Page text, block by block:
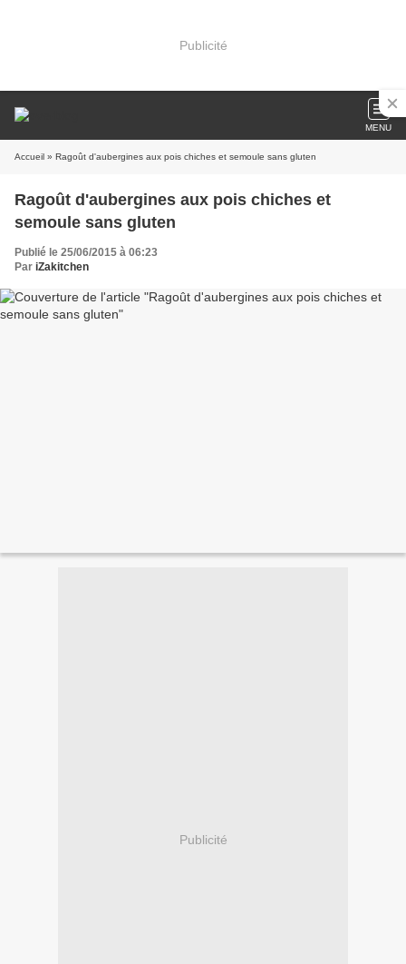
Publicité
MENU
Accueil » Ragoût d'aubergines aux pois chiches et semoule sans gluten
Ragoût d'aubergines aux pois chiches et
semoule sans gluten
Publié le 25/06/2015 à 06:23
Par iZakitchen
Publicité